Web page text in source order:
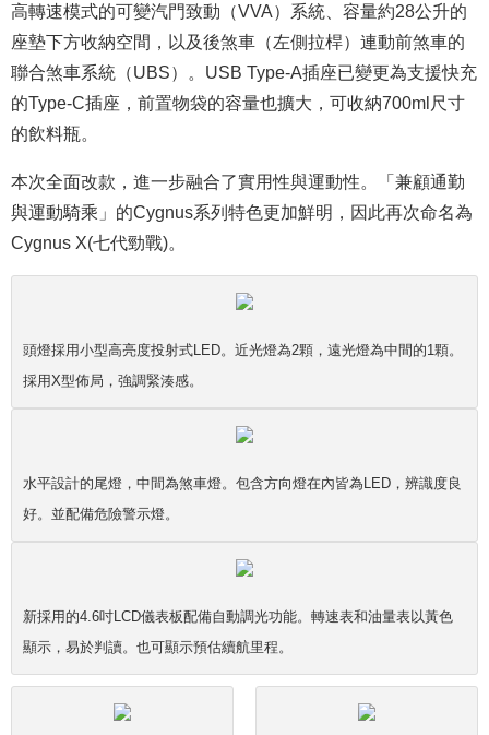
高轉速模式的可變汽門致動（VVA）系統、容量約28公升的
座墊下方收納空間，以及後煞車（左側拉桿）連動前煞車的
聯合煞車系統（UBS）。USB Type-A插座已變更為支援快充
的Type-C插座，前置物袋的容量也擴大，可收納700ml尺寸
的飲料瓶。
本次全面改款，進一步融合了實用性與運動性。「兼顧通勤
與運動騎乘」的Cygnus系列特色更加鮮明，因此再次命名為
Cygnus X(七代勁戰)。
頭燈採用小型高亮度投射式LED。近光燈為2顆，遠光燈為中間的1顆。
採用X型佈局，強調緊湊感。
水平設計的尾燈，中間為煞車燈。包含方向燈在內皆為LED，辨識度良
好。並配備危險警示燈。
新採用的4.6吋LCD儀表板配備自動調光功能。轉速表和油量表以黃色
顯示，易於判讀。也可顯示預估續航里程。